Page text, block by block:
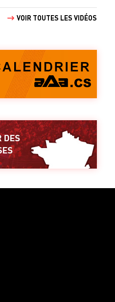
VOIR TOUTES LES VIDÉOS